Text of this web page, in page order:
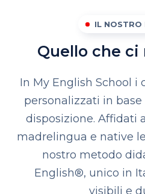
IL NOSTRO
Quello che
In My English School i
personalizzati in
disposizione. Affidati
madrelingua e native
nostro metodo
English®, unico in
visibili e